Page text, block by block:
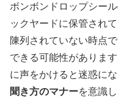
ボンボンドロップシー
ックヤードに保管され
陳列されていない時点
できる可能性がありま
に声をかけると迷惑に
聞き方のマナーを意識